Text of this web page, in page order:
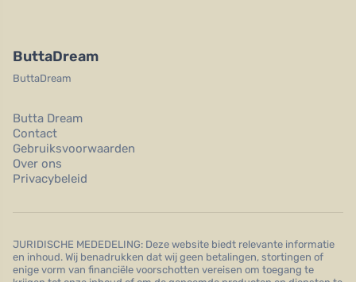
ButtaDream
ButtaDream
Butta Dream
Contact
Gebruiksvoorwaarden
Over ons
Privacybeleid
JURIDISCHE MEDEDELING: Deze website biedt relevante informatie
en inhoud. Wij benadrukken dat wij geen betalingen, stortingen of
enige vorm van financiële voorschotten vereisen om toegang te